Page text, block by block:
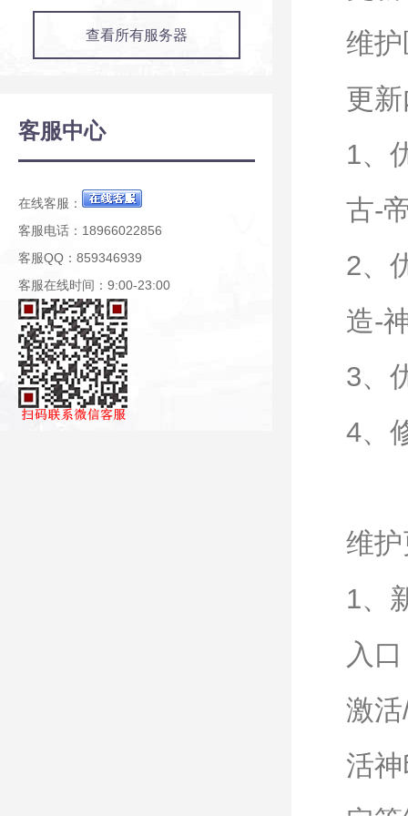
查看所有服务器
客服中心
在线客服：
客服电话：18966022856
客服QQ：859346939
客服在线时间：9:00-23:00
维
更
1、
古-
2、
造-
3、
4、
维
1、
入
激
活